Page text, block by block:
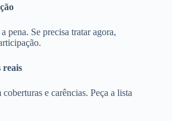
pena. Se precisa tratar agora,
reais
e carências. Peça a lista